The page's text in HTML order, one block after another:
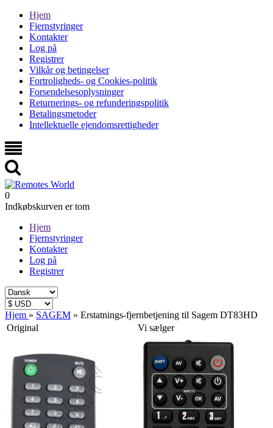
Hjem
Fjernstyringer
Kontakter
Log på
Registrer
Vilkår og betingelser
Fortroligheds- og Cookies-politik
Forsendelsesoplysninger
Returnerings- og refunderingspolitik
Betalingsmetoder
Intellektuelle ejendomsrettigheder
0
Indkøbskurven er tom
Hjem
Fjernstyringer
Kontakter
Log på
Registrer
Hjem » SAGEM » Erstatnings-fjernbetjening til Sagem DT83HD
Original
Vi sælger